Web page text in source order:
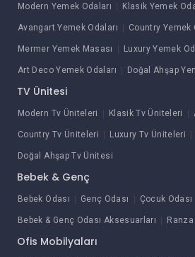
Modern Yemek Odaları Klasik Yemek
Avangart Yemek Odaları Country Yemek
Mermer Yemek Masası Luxury Yemek
Art Deco Yemek Odaları Doğal Ahşap
TV Ünitesi
Modern Tv Üniteleri Klasik Tv Üniteleri
Country Tv Üniteleri Luxury Tv Üniteleri
Doğal Ahşap Tv Ünitesi
Bebek & Genç
Bebek Odası Genç Odası Çocuk Odası
Bebek & Genç Odası Aksesuarları Ranza
Ofis Mobilyaları